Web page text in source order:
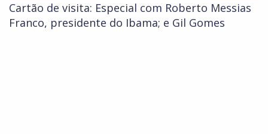
Cartão de visita: Especial com Roberto Messias
Franco, presidente do Ibama; e Gil Gomes